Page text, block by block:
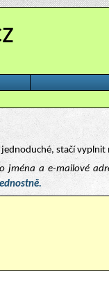
stačí
jména a e-mailové